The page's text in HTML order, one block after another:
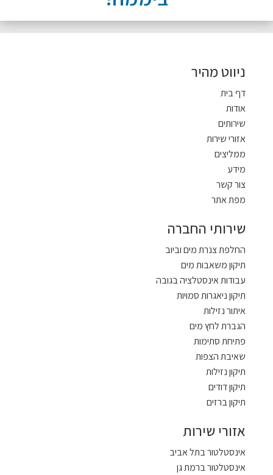
ניווט מהיר
דף בית
אודות
שירותים
אזורי שירות
ממליצים
מידע
צור קשר
מפת אתר
שירותי החברה
החלפת צנרת מים וביוב
תיקון משאבות מים
עבודות אינסטלציה בגובה
תיקון ניאגרות סמויות
איתור נזילות
הגברת לחץ מים
פתיחת סתימות
שאיבת הצפות
תיקון נזילות
תיקון דודים
תיקון ברזים
אזורי שירות
אינסטלטור בתל אביב
אינסטלטור ברמת גן